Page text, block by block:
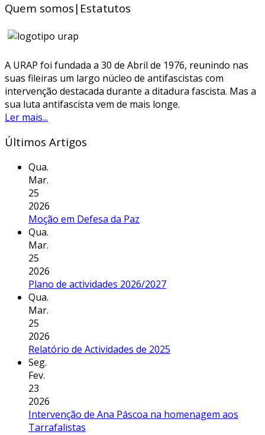
Quem somos|Estatutos
A URAP foi fundada a 30 de Abril de 1976, reunindo nas
suas fileiras um largo núcleo de antifascistas com
intervenção destacada durante a ditadura fascista. Mas a
sua luta antifascista vem de mais longe.
Ler mais...
Últimos Artigos
Qua.
Mar.
25
2026
Moção em Defesa da Paz
Qua.
Mar.
25
2026
Plano de actividades 2026/2027
Qua.
Mar.
25
2026
Relatório de Actividades de 2025
Seg.
Fev.
23
2026
Intervenção de Ana Páscoa na homenagem aos
Tarrafalistas